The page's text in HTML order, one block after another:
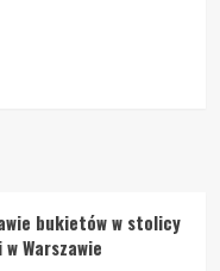
bukietów w stolicy
Warszawie